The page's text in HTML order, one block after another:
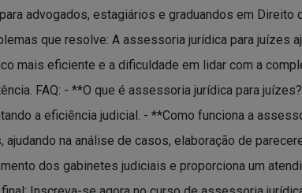
advogados, estagiários e graduandos em
que resolve: A assessoria jurídica para juízes
mais eficiente e a dificuldade em lidar com a
FAQ: - **O que é assessoria jurídica para
a eficiência judicial. - **Como funciona a
na análise de casos, elaboração de
dos gabinetes judiciais e proporciona um